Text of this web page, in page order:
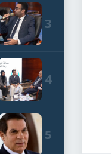
3
4
5